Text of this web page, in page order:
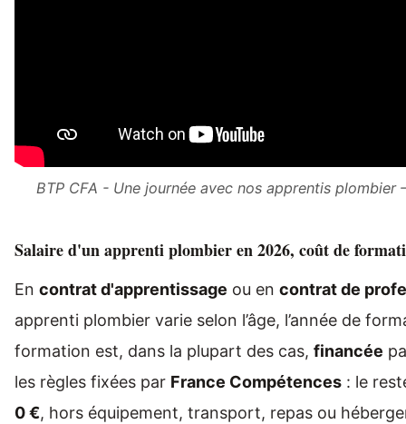
BTP CFA - Une journée avec nos apprentis plombier
Salaire d'un apprenti plombier en 2026, coût de
En contrat d'apprentissage ou en contrat de
apprenti plombier varie selon l’âge, l’année de
formation est, dans la plupart des cas, financée
les règles fixées par France Compétences : le
0 €, hors équipement, transport, repas ou